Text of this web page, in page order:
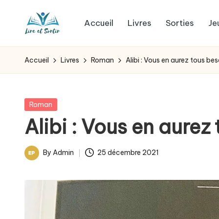
L
i
e
e
t
s
livres
pour
les
goûts,
des
pour
Accueil Livres Sorties
Accueil Livres Roman Alibi : Vous en aurez tous
Posted
Roman
Alibi : Vous en
Posted
By Admin 25 décembre 2021